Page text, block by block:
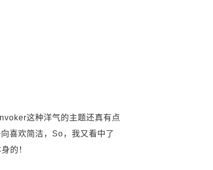
这种洋气的主题还真有点
喜欢简洁，So，我又看中了
的！